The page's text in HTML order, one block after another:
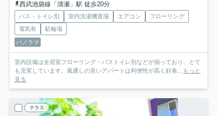
西武池袋線「清瀬」駅 徒歩20分
バス・トイレ別 室内洗濯機置場 エアコン
フローリング
電気有
駐輪場
パノラマ
室内設備は全居室フローリング・バストイレ別などが揃っており、とて
も充実しています。風通しの良いアパートは利便性が高く好条... もっと
見る
テラス